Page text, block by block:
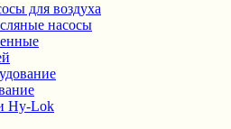
для воздуха
насосы
Hy-Lok